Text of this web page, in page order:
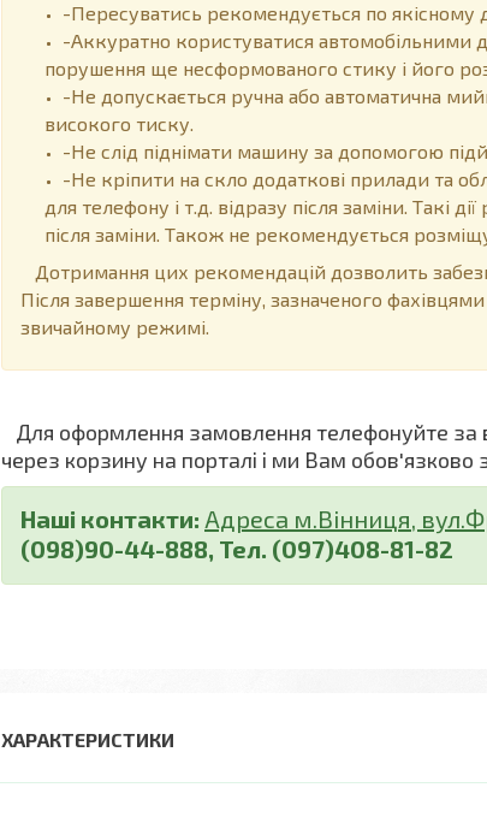
-Пересуватись рекомендується по
-Аккуратно користуватися автомобільними
порушення ще несформованого стику і його
-Не допускається ручна або автоматична
високого тиску.
-Не слід піднімати машину за допомогою
-Не кріпити на скло додаткові прилади та
для телефону і т.д. відразу після заміни. Такі
після заміни. Також не рекомендується
Дотримання цих рекомендацій дозволить
Після завершення терміну, зазначеного
звичайному режимі.
Для оформлення замовлення телефонуйте
через корзину на порталі і ми Вам обов'язково
Наші контакти: Адреса м.Вінниця,
(098)90-44-888, Тел. (097)408-81-82
ХАРАКТЕРИСТИКИ